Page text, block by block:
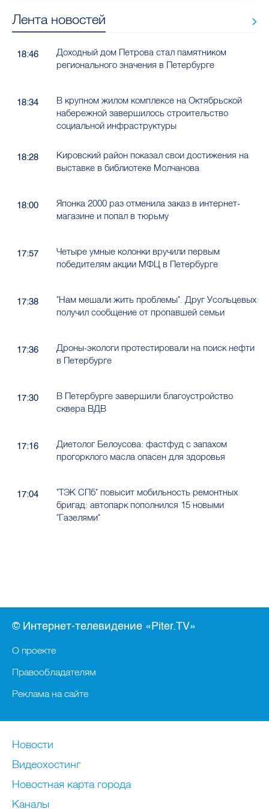
Лента новостей
18:46
Доходный дом Петрова стал памятником
регионального значения в Петербурге
18:34
В крупном жилом комплексе на Октябрьской
набережной завершилось строительство
социальной инфраструктуры
18:28
Кировский район показал свои достижения на
выставке в библиотеке Молчанова
18:00
Японка 2000 раз отменила заказ в интернет-
магазине и попал в тюрьму
17:57
Четыре умные колонки вручили первым
победителям акции МФЦ в Петербурге
17:38
"Нам мешали жить проблемы". Друг Усольцевых
получил сообщение от пропавшей семьи
17:36
Дроны-экологи протестировали на поиск нефти
в Петербурге
17:30
В Петербурге завершили благоустройство
сквера ВДВ
17:16
Диетолог Белоусова: фастфуд с запахом
прогорклого масла опасен для здоровья
17:04
"ТЭК СПб" повысит мобильность ремонтных
бригад: автопарк пополнился 15 новыми
"Газелями"
© Интернет-телевидение «Piter.TV»
О проекте
Правообладателям
Реклама на сайте
Новости
Видеохостинг
Новостная карта города
Каналы